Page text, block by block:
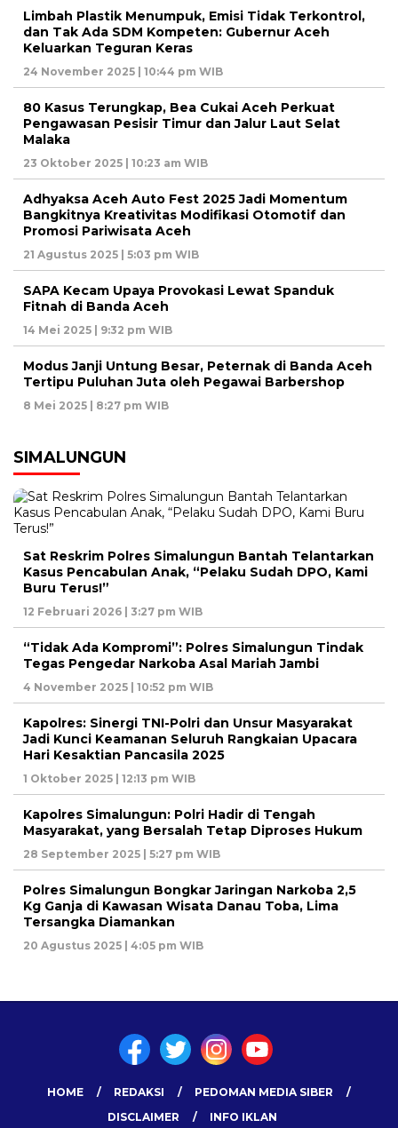
Limbah Plastik Menumpuk, Emisi Tidak Terkontrol,
dan Tak Ada SDM Kompeten: Gubernur Aceh
Keluarkan Teguran Keras
24 November 2025 | 10:44 pm WIB
80 Kasus Terungkap, Bea Cukai Aceh Perkuat
Pengawasan Pesisir Timur dan Jalur Laut Selat
Malaka
23 Oktober 2025 | 10:23 am WIB
Adhyaksa Aceh Auto Fest 2025 Jadi Momentum
Bangkitnya Kreativitas Modifikasi Otomotif dan
Promosi Pariwisata Aceh
21 Agustus 2025 | 5:03 pm WIB
SAPA Kecam Upaya Provokasi Lewat Spanduk
Fitnah di Banda Aceh
14 Mei 2025 | 9:32 pm WIB
Modus Janji Untung Besar, Peternak di Banda Aceh
Tertipu Puluhan Juta oleh Pegawai Barbershop
8 Mei 2025 | 8:27 pm WIB
SIMALUNGUN
Sat Reskrim Polres Simalungun Bantah Telantarkan
Kasus Pencabulan Anak, “Pelaku Sudah DPO, Kami
Buru Terus!”
12 Februari 2026 | 3:27 pm WIB
“Tidak Ada Kompromi”: Polres Simalungun Tindak
Tegas Pengedar Narkoba Asal Mariah Jambi
4 November 2025 | 10:52 pm WIB
Kapolres: Sinergi TNI-Polri dan Unsur Masyarakat
Jadi Kunci Keamanan Seluruh Rangkaian Upacara
Hari Kesaktian Pancasila 2025
1 Oktober 2025 | 12:13 pm WIB
Kapolres Simalungun: Polri Hadir di Tengah
Masyarakat, yang Bersalah Tetap Diproses Hukum
28 September 2025 | 5:27 pm WIB
Polres Simalungun Bongkar Jaringan Narkoba 2,5
Kg Ganja di Kawasan Wisata Danau Toba, Lima
Tersangka Diamankan
20 Agustus 2025 | 4:05 pm WIB
HOME REDAKSI
PEDOMAN MEDIA SIBER
DISCLAIMER
INFO IKLAN